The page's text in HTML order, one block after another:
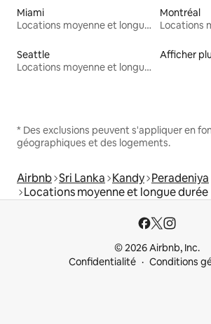
Miami
Locations moyenne et longue durée
Montréal
Seattle
Locations moyenne et longue durée
Afficher
* Des exclusions peuvent s'appliquer en
géographiques et des logements.
Airbnb Sri Lanka Kandy Peradeniya
Locations moyenne et longue durée
© 2026 Airbnb, Inc.
Confidentialité
Conditions